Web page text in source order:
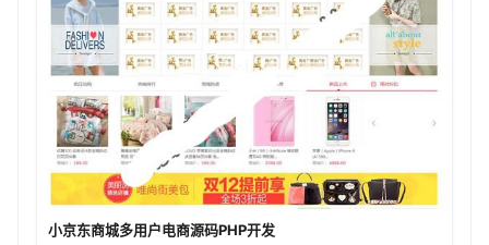
小京东商城多用户电商源码PHP开发